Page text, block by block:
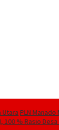
Utara PLN Manado
100 % Rasio